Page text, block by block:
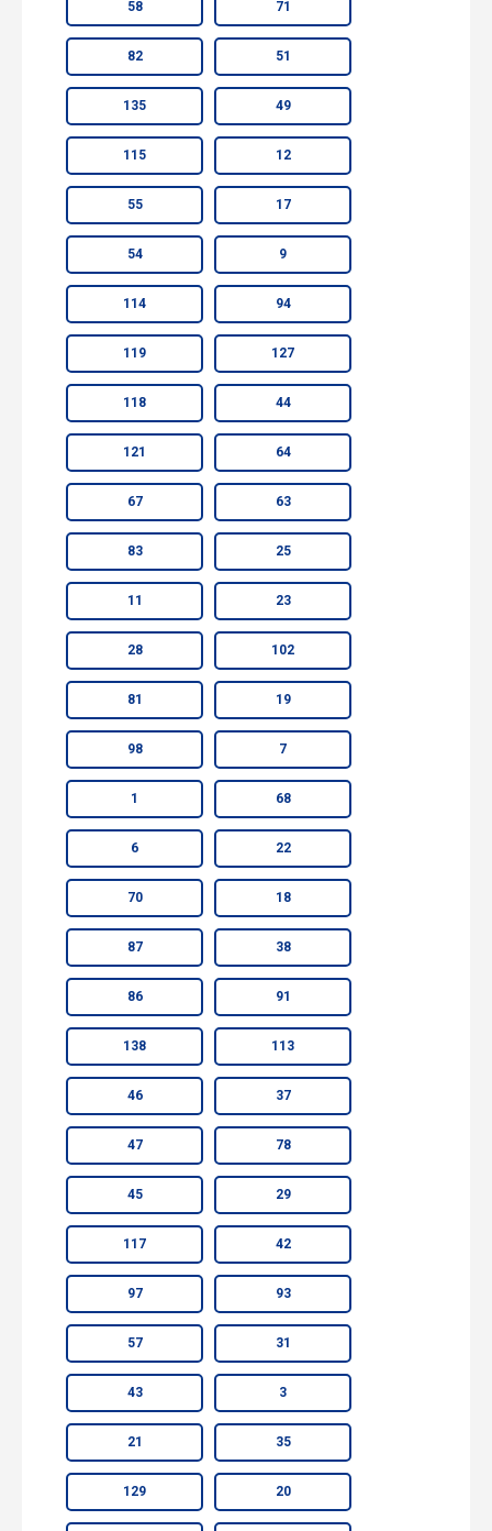
58 71
82 51
135 49
115 12
55 17
54 9
114 94
119 127
118 44
121 64
67 63
83 25
11 23
28 102
81 19
98 7
1 68
6 22
70 18
87 38
86 91
138 113
46 37
47 78
45 29
117 42
97 93
57 31
43 3
21 35
129 20